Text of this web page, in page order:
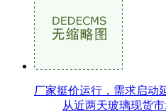
厂家挺价运行，需求启动
从近两天玻璃现货